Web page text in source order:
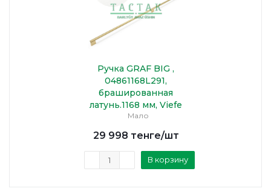
Ручка GRAF BIG ,
04861168L291,
брашированная
латунь.1168 мм, Viefe
Мало
29 998 тенге/шт
В корзину